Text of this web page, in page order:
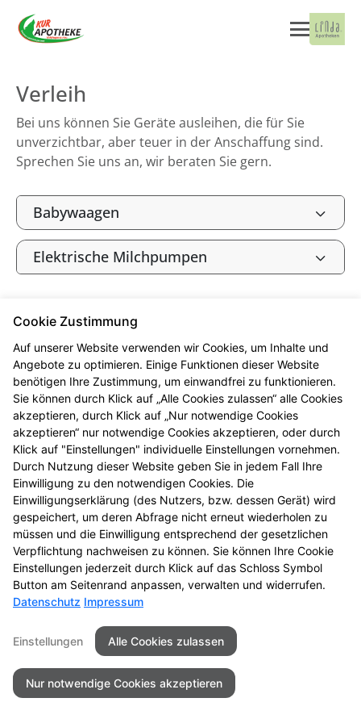
Verleih
Bei uns können Sie Geräte ausleihen, die für Sie
unverzichtbar, aber teuer in der Anschaffung sind.
Sprechen Sie uns an, wir beraten Sie gern.
Babywaagen
Elektrische Milchpumpen
Seitenübersicht Kontakt
Impressum
Datenschutz
Barrierefreiheit
© 2026 Kur Apotheke - Langelsheim
Cookie Zustimmung
Auf unserer Website verwenden wir Cookies, um Inhalte und
Angebote zu optimieren. Einige Funktionen dieser Website
benötigen Ihre Zustimmung, um einwandfrei zu funktionieren.
Sie können durch Klick auf „Alle Cookies zulassen“ alle Cookies
akzeptieren, durch Klick auf „Nur notwendige Cookies
akzeptieren“ nur notwendige Cookies akzeptieren, oder durch
Klick auf "Einstellungen" individuelle Einstellungen vornehmen.
Durch Nutzung dieser Website geben Sie in jedem Fall Ihre
Einwilligung zu den notwendigen Cookies. Die
Einwilligungserklärung (des Nutzers, bzw. dessen Gerät) wird
gespeichert, um deren Abfrage nicht erneut wiederholen zu
müssen und die Einwilligung entsprechend der gesetzlichen
Verpflichtung nachweisen zu können. Sie können Ihre Cookie
Einstellungen jederzeit durch Klick auf das Schloss Symbol
Button am Seitenrand anpassen, verwalten und widerrufen.
Datenschutz Impressum
Einstellungen Alle Cookies zulassen
Nur notwendige Cookies akzeptieren